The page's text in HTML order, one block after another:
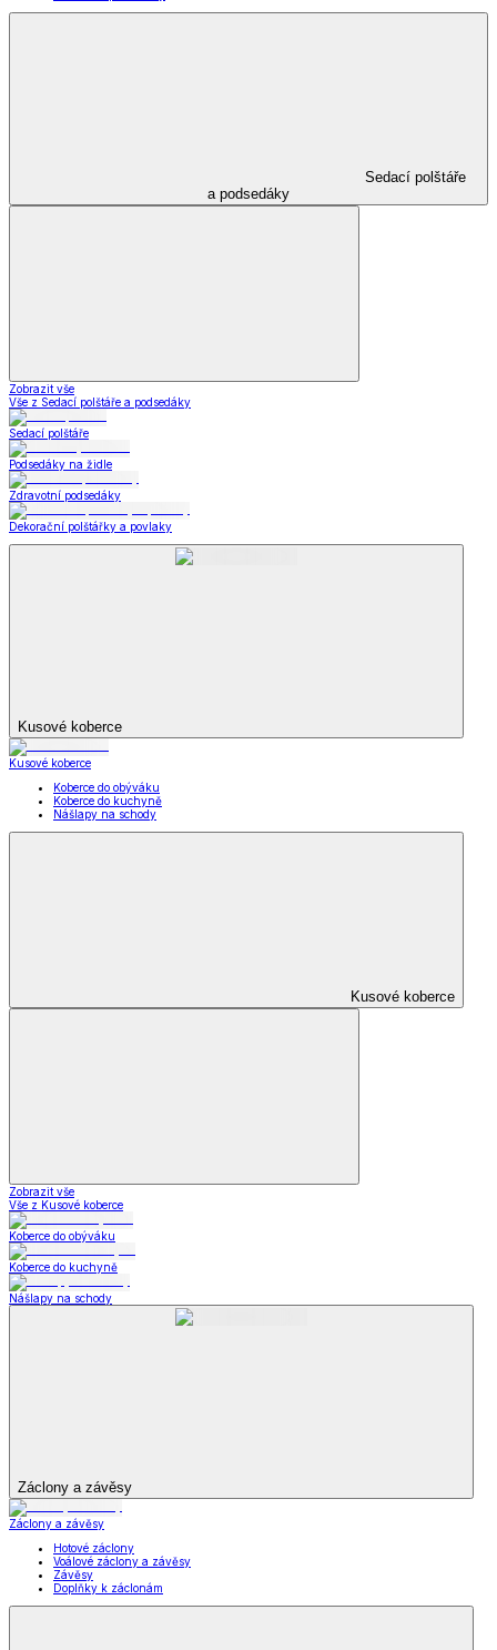
Sedací polštáře
a podsedáky
Zobrazit vše
Vše z Sedací polštáře a podsedáky
Sedací polštáře
Podsedáky na židle
Zdravotní podsedáky
Dekorační polštářky a povlaky
Kusové koberce
Kusové koberce
Koberce do obýváku
Koberce do kuchyně
Nášlapy na schody
Kusové koberce
Zobrazit vše
Vše z Kusové koberce
Koberce do obýváku
Koberce do kuchyně
Nášlapy na schody
Záclony a závěsy
Záclony a závěsy
Hotové záclony
Voálové záclony a závěsy
Závěsy
Doplňky k záclonám